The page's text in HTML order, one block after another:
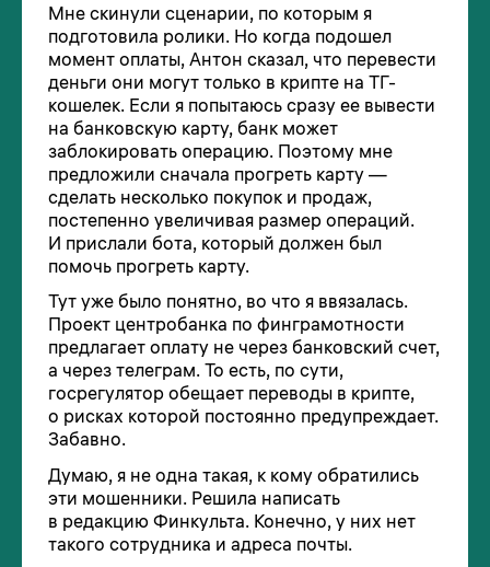
Мне скинули сценарии, по которым я
подготовила ролики. Но когда подошел
момент оплаты, Антон сказал, что перевести
деньги они могут только в крипте на ТГ-
кошелек. Если я попытаюсь сразу ее вывести
на банковскую карту, банк может
заблокировать операцию. Поэтому мне
предложили сначала прогреть карту —
сделать несколько покупок и продаж,
постепенно увеличивая размер операций.
И прислали бота, который должен был
помочь прогреть карту.
Тут уже было понятно, во что я ввязалась.
Проект центробанка по финграмотности
предлагает оплату не через банковский счет,
а через телеграм. То есть, по сути,
госрегулятор обещает переводы в крипте,
о рисках которой постоянно предупреждает.
Забавно.
Думаю, я не одна такая, к кому обратились
эти мошенники. Решила написать
в редакцию Финкульта. Конечно, у них нет
такого сотрудника и адреса почты.